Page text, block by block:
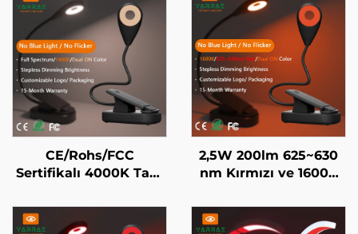
CE/Rohs/FCC
Sertifikalı 4000K Tam
Turuncu Renk Siyah
Cisim Taşınabilir
2,5W 200lm 625~630
nm Kırmızı ve 1600K
Cisim Taşınabilir
Klipsli LED Kitap Işığı